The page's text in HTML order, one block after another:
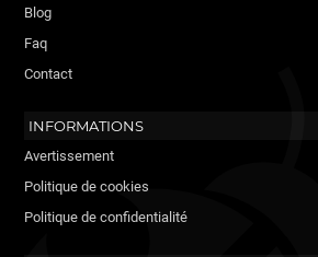
Blog
Faq
Contact
INFORMATIONS
Avertissement
Politique de cookies
Politique de confidentialité